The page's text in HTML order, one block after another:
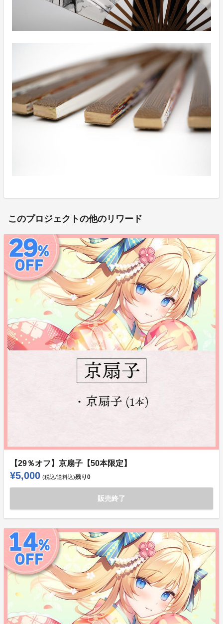
このプロジェクトの他のリワード
【29％オフ】京扇子【50本限定】
¥5,000 (税込/送料込)残り0
販売終了